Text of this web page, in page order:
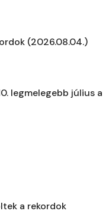
(2026.08.04.)
legmelegebb július a
a rekordok